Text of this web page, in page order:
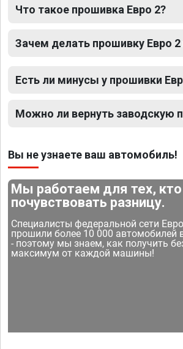
Что такое прошивка Евро 2?
Зачем делать прошивку Евро
Есть ли минусы у прошивки
Можно ли вернуть заводскую
Вы не узнаете ваш автомобиль!
Мы работаем для тех,
почувствовать разницу.
Специалисты федеральной сети
прошили более 10 000 автомобилей
- поэтому мы знаем, как получить
максимум от каждой машины!